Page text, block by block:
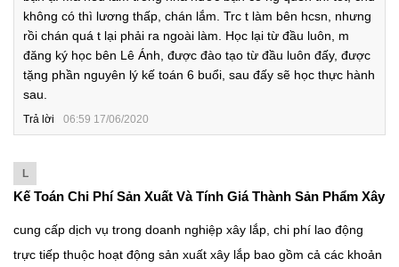
không có thì lương thấp, chán lắm. Trc t làm bên hcsn, nhưng
rồi chán quá t lại phải ra ngoài làm. Học lại từ đầu luôn, m
đăng ký học bên Lê Ánh, được đào tạo từ đầu luôn đấy, được
tặng phần nguyên lý kế toán 6 buổi, sau đấy sẽ học thực hành
sau.
Trả lời 06:59 17/06/2020
L
Kế Toán Chi Phí Sản Xuất Và Tính Giá Thành Sản Phẩm Xây
cung cấp dịch vụ trong doanh nghiệp xây lắp, chi phí lao động
trực tiếp thuộc hoạt động sản xuất xây lắp bao gồm cả các khoản